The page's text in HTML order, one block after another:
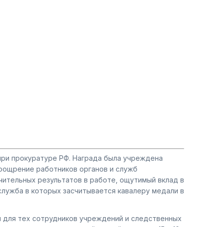
прокуратуре РФ. Награда была учреждена
работников органов и служб
результатов в работе, ощутимый вклад в
в которых засчитывается кавалеру медали в
тех сотрудников учреждений и следственных